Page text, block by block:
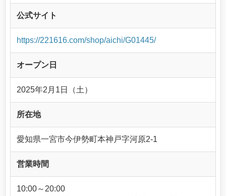
公式サイト
https://221616.com/shop/aichi/G01445/
オープン日
2025年2月1日（土）
所在地
愛知県一宮市今伊勢町本神戸字河原2-1
営業時間
10:00～20:00